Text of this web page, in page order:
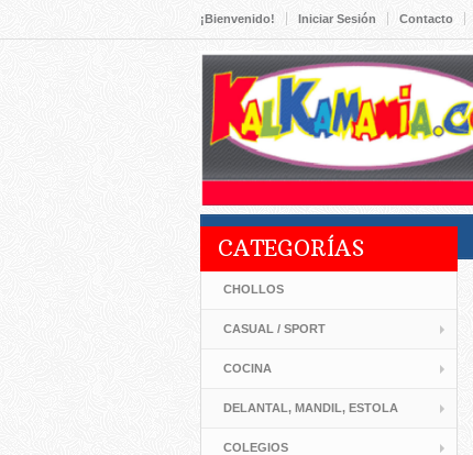
¡Bienvenido! Iniciar Sesión Contacto
CATEGORÍAS
CHOLLOS
CASUAL / SPORT
COCINA
DELANTAL, MANDIL, ESTOLA
COLEGIOS